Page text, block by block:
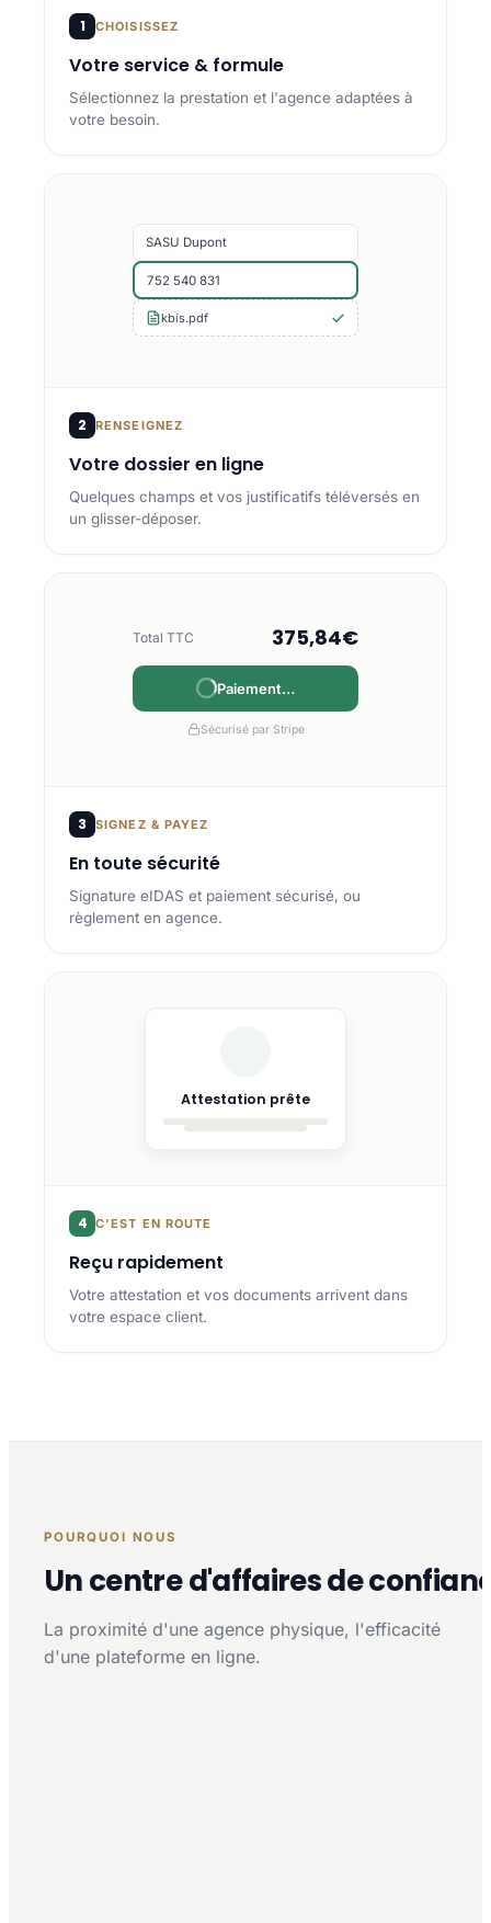
1 CHOISISSEZ
Votre service & formule
Sélectionnez la prestation et l'agence adaptées à
votre besoin.
SASU Dupont
752 540 831
kbis.pdf
2 RENSEIGNEZ
Votre dossier en ligne
Quelques champs et vos justificatifs téléversés en
un glisser-déposer.
Total TTC 375,84€
Payé
Sécurisé par Stripe
3 SIGNEZ & PAYEZ
En toute sécurité
Signature eIDAS et paiement sécurisé, ou
règlement en agence.
Attestation prête
4 C'EST EN ROUTE
Reçu rapidement
Votre attestation et vos documents arrivent dans
votre espace client.
POURQUOI NOUS
Un centre d'affaires de
La proximité d'une agence physique, l'efficacité
d'une plateforme en ligne.